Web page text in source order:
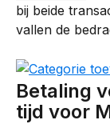
bij beide
vallen de
Betaling
tijd voor